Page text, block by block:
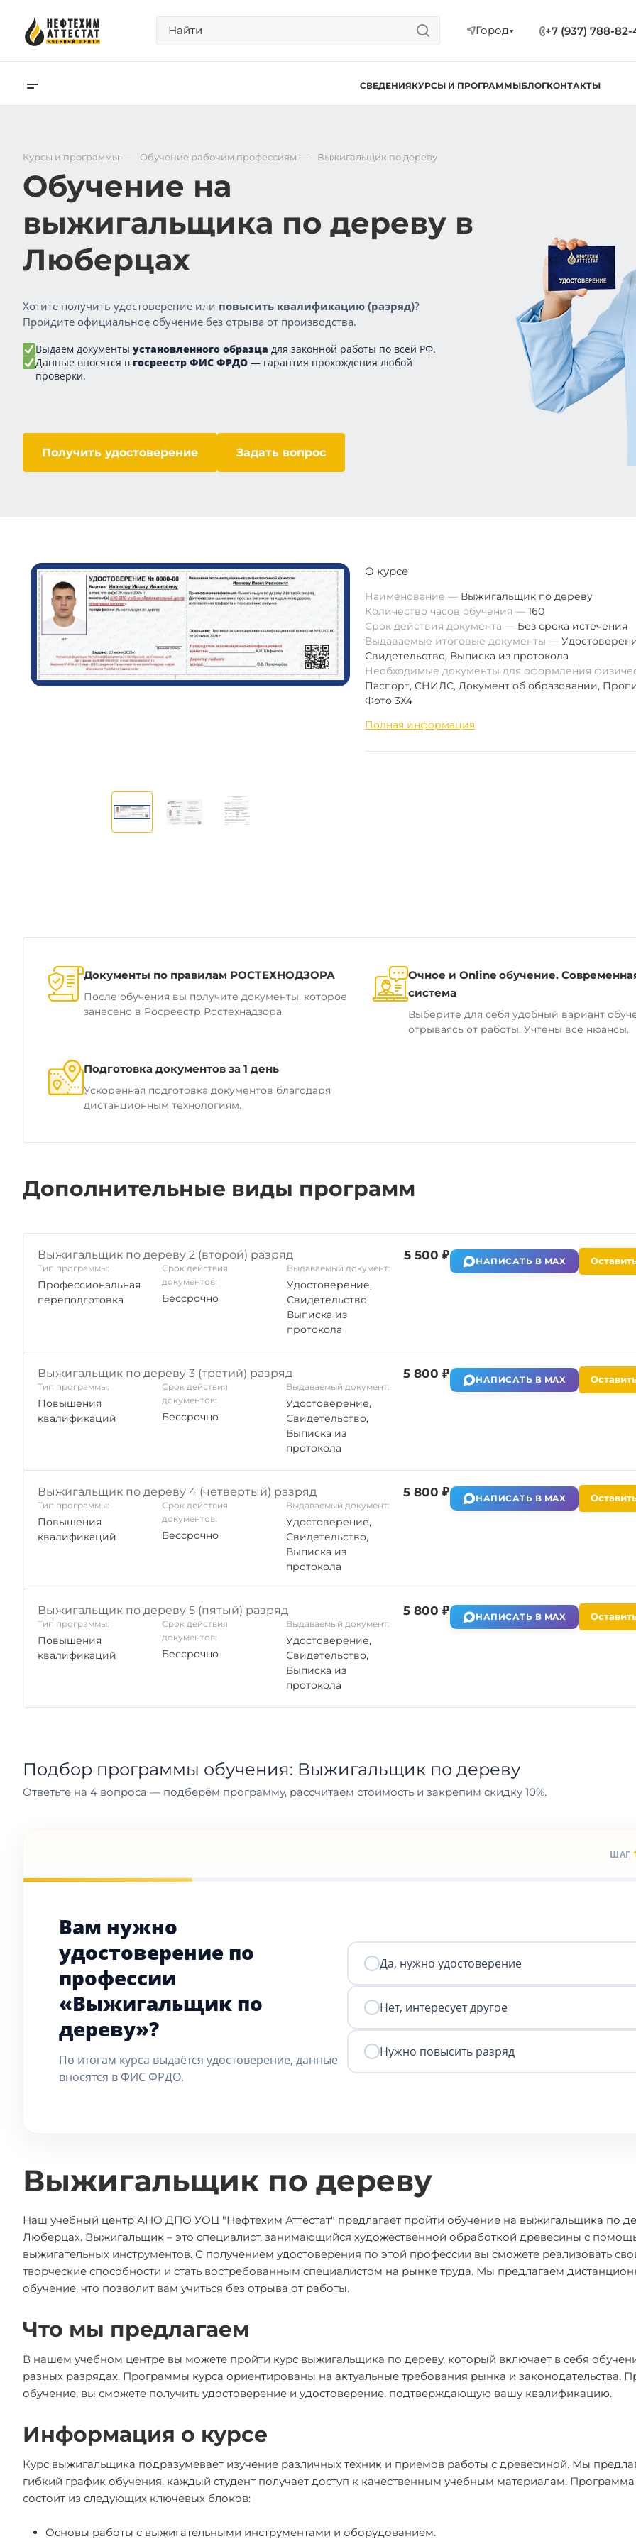
Город +7 (937) 788-82-
СВЕДЕНИЯКУРСЫ И ПРОГРАММЫБЛОГКОНТАКТЫ
Курсы и программы — Обучение рабочим профессиям — Выжигальщик по дереву
Обучение на
выжигальщика по дереву в
Люберцах
Хотите получить удостоверение или повысить квалификацию (разряд)?
Пройдите официальное обучение без отрыва от производства.
Выдаем документы установленного образца для законной работы по всей РФ.
Данные вносятся в госреестр ФИС ФРДО — гарантия прохождения любой
проверки.
Получить удостоверение Задать вопрос
О курсе
Наименование
Выжигальщик по дереву
Количество часов обучения
160
Срок действия документа
Без срока истечения
Выдаваемые итоговые документы
Свидетельство, Выписка из протокола
Необходимые документы для оформления
Паспорт, СНИЛС, Документ об образовании,
Фото 3Х4
Полная информация
Документы по правилам РОСТЕХНОДЗОРА
После обучения вы получите документы, которое
занесено в Росреестр Ростехнадзора.
Очное и Online обучение.
система
Выберите для себя удобный вариант
отрываясь от работы. Учтены все нюансы.
Подготовка документов за 1 день
Ускоренная подготовка документов благодаря
дистанционным технологиям.
Дополнительные виды программ
Выжигальщик по дереву 2 (второй) разряд
Тип программы:
Профессиональная
переподготовка
Срок действия
документов:
Бессрочно
Выдаваемый документ:
Удостоверение,
Свидетельство,
Выписка из
протокола
5 500 ₽ НАПИСАТЬ В MAX
Выжигальщик по дереву 3 (третий) разряд
Тип программы:
Повышения
квалификаций
Срок действия
документов:
Бессрочно
Выдаваемый документ:
Удостоверение,
Свидетельство,
Выписка из
протокола
5 800 ₽ НАПИСАТЬ В MAX
Выжигальщик по дереву 4 (четвертый) разряд
Тип программы:
Повышения
квалификаций
Срок действия
документов:
Бессрочно
Выдаваемый документ:
Удостоверение,
Свидетельство,
Выписка из
протокола
5 800 ₽ НАПИСАТЬ В MAX
Выжигальщик по дереву 5 (пятый) разряд
Тип программы:
Повышения
квалификаций
Срок действия
документов:
Бессрочно
Выдаваемый документ:
Удостоверение,
Свидетельство,
Выписка из
протокола
5 800 ₽ НАПИСАТЬ В MAX
Подбор программы обучения: Выжигальщик по дереву
Ответьте на 4 вопроса — подберём программу, рассчитаем стоимость и закрепим скидку 10%.
ШАГ
Вам нужно
удостоверение по
профессии
«Выжигальщик по
дереву»?
По итогам курса выдаётся удостоверение, данные
вносятся в ФИС ФРДО.
Да, нужно удостоверение
Нет, интересует другое
Нужно повысить разряд
Выжигальщик по дереву
Наш учебный центр АНО ДПО УОЦ "Нефтехим Аттестат" предлагает пройти обучение на выжигальщика по
Люберцах. Выжигальщик – это специалист, занимающийся художественной обработкой древесины с
выжигательных инструментов. С получением удостоверения по этой профессии вы сможете реализовать
творческие способности и стать востребованным специалистом на рынке труда. Мы предлагаем
обучение, что позволит вам учиться без отрыва от работы.
Что мы предлагаем
В нашем учебном центре вы можете пройти курс выжигальщика по дереву, который включает в себя
разных разрядах. Программы курса ориентированы на актуальные требования рынка и законодательства.
обучение, вы сможете получить удостоверение и удостоверение, подтверждающую вашу квалификацию.
Информация о курсе
Курс выжигальщика подразумевает изучение различных техник и приемов работы с древесиной. Мы
гибкий график обучения, каждый студент получает доступ к качественным учебным материалам. Программа
состоит из следующих ключевых блоков:
Основы работы с выжигательными инструментами и оборудованием.